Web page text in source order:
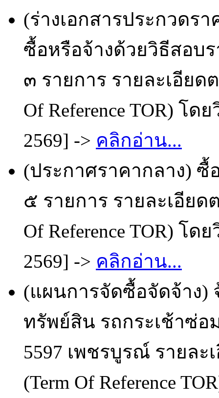
(ร่างเอกสารประกวดรา
ซื้อหรือจ้างด้วยวิธีสอบ
๓ รายการ รายละเอียด
Of Reference TOR) โด
2569] -> คลิกอ่าน...
(ประกาศราคากลาง)
๕ รายการ รายละเอียด
Of Reference TOR) โด
2569] -> คลิกอ่าน...
(แผนการจัดซื้อจัดจ้าง)
ทรัพย์สิน รถกระเช้าซ่อ
5597 เพชรบูรณ์ รายล
(Term Of Reference